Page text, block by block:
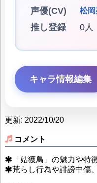
声優(CV)
松岡
推し登録 0人
キャラ情報編集
更新: 2022/10/20
コメント
「姑獲鳥」の魅力や特
荒らし行為や誹謗中傷